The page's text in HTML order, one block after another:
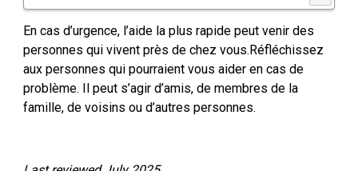
En cas d’urgence, l’aide la plus rapide peut venir des
personnes qui vivent près de chez vous.Réfléchissez
aux personnes qui pourraient vous aider en cas de
problème. Il peut s’agir d’amis, de membres de la
famille, de voisins ou d’autres personnes.